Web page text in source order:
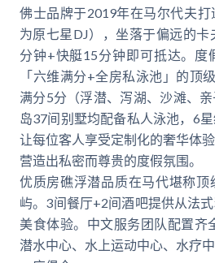
佛士品牌于2019年在马尔代夫
为原七星DJ），坐落于偏远的
分钟+快艇15分钟即可抵达。度
「六维满分+全房私泳池」的顶
满分5分（浮潜、泻湖、沙滩、
岛37间别墅均配备私人泳池，6
让每位客人享受定制化的奢华体
营造出私密而尊贵的度假氛围。
优质房礁浮潜品质在马代堪称顶
屿。3间餐厅+2间酒吧提供从法
美食体验。中文服务团队配置齐
潜水中心、水上运动中心、水疗